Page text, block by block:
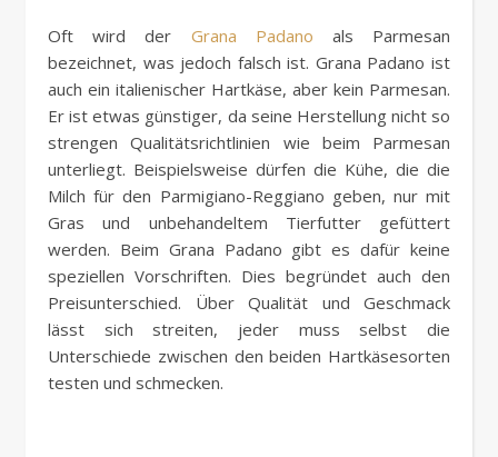
Oft wird der Grana Padano als Parmesan
bezeichnet, was jedoch falsch ist. Grana Padano ist
auch ein italienischer Hartkäse, aber kein Parmesan.
Er ist etwas günstiger, da seine Herstellung nicht so
strengen Qualitätsrichtlinien wie beim Parmesan
unterliegt. Beispielsweise dürfen die Kühe, die die
Milch für den Parmigiano-Reggiano geben, nur mit
Gras und unbehandeltem Tierfutter gefüttert
werden. Beim Grana Padano gibt es dafür keine
speziellen Vorschriften. Dies begründet auch den
Preisunterschied. Über Qualität und Geschmack
lässt sich streiten, jeder muss selbst die
Unterschiede zwischen den beiden Hartkäsesorten
testen und schmecken.